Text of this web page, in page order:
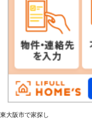
東大阪市で家探し